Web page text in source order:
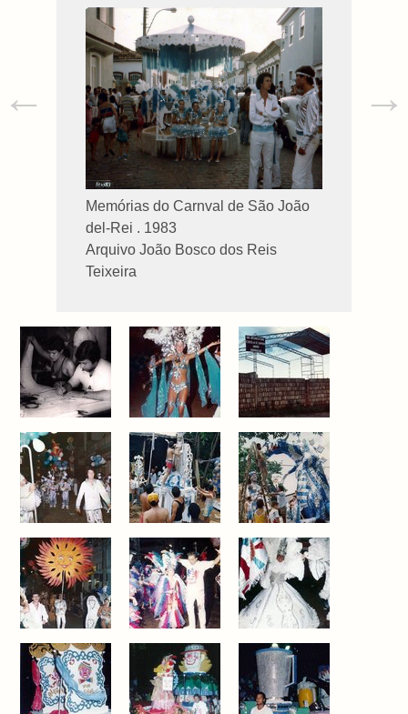
Memórias do Carnval de São João
del-Rei . 1983
Arquivo João Bosco dos Reis
Teixeira
← →